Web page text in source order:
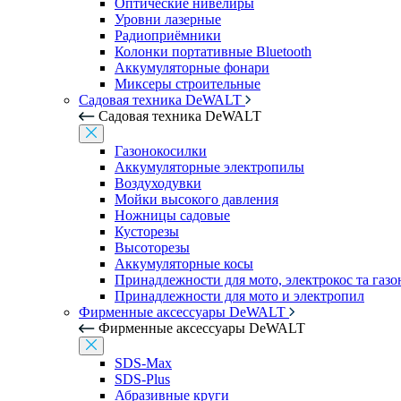
Оптические нивелиры
Уровни лазерные
Радиоприёмники
Колонки портативные Bluetooth
Аккумуляторные фонари
Миксеры строительные
Садовая техника DeWALT
Садовая техника DeWALT
Газонокосилки
Аккумуляторные электропилы
Воздуходувки
Мойки высокого давления
Ножницы садовые
Кусторезы
Высоторезы
Аккумуляторные косы
Принадлежности для мото, электрокос та
Принадлежности для мото и электропил
Фирменные аксессуары DeWALT
Фирменные аксессуары DeWALT
SDS-Max
SDS-Plus
Абразивные круги